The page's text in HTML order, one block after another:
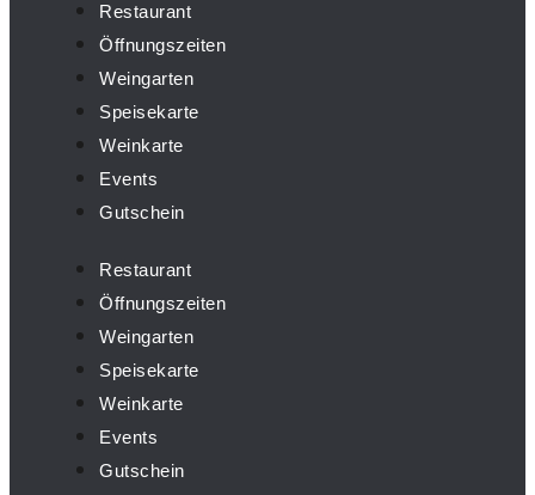
Restaurant
Öffnungszeiten
Weingarten
Speisekarte
Weinkarte
Events
Gutschein
Restaurant
Öffnungszeiten
Weingarten
Speisekarte
Weinkarte
Events
Gutschein